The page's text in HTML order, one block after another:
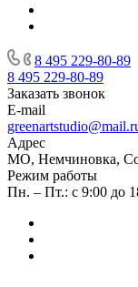
8 495 229-80-89
8 495 229-80-89
Заказать звонок
E-mail
Адрес
МО, Немчиновка,
Режим работы
Пн. – Пт.: с 9:00 до